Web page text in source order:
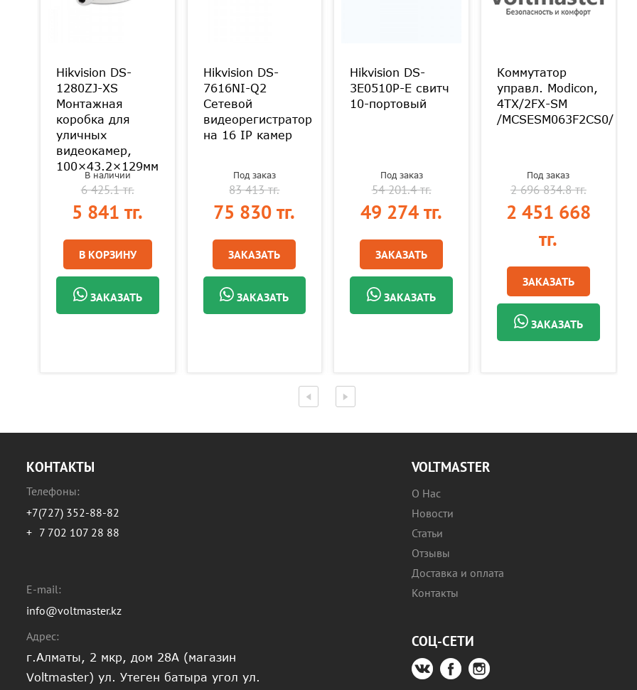
Hikvision DS-
1280ZJ-XS
Монтажная
коробка для
уличных
видеокамер,
100×43.2×129мм
В наличии
6 425.1 тг.
5 841 тг.
В КОРЗИНУ
ЗАКАЗАТЬ
Hikvision DS-
7616NI-Q2
Сетевой
видеорегистратор
на 16 IP камер
Под заказ
83 413 тг.
75 830 тг.
ЗАКАЗАТЬ
ЗАКАЗАТЬ
Hikvision DS-
3E0510P-E свитч
10-портовый
Под заказ
54 201.4 тг.
49 274 тг.
ЗАКАЗАТЬ
ЗАКАЗАТЬ
Коммутатор
управл. Modicon,
4TX/2FX-SM
/MCSESM063F2CS0/
Под заказ
2 696 834.8 тг.
2 451 668
тг.
ЗАКАЗАТЬ
ЗАКАЗАТЬ
КОНТАКТЫ
Телефоны:
+7(727) 352-88-82
+ 7 702 107 28 88
E-mail:
info@voltmaster.kz
Адрес:
г.Алматы, 2 мкр, дом 28А (магазин
Voltmaster) ул. Утеген батыра угол ул.
VOLTMASTER
О Нас
Новости
Статьи
Отзывы
Доставка и оплата
Контакты
СОЦ-СЕТИ